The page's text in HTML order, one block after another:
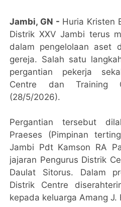
Jambi, GN - Huria Kristen
Distrik XXV Jambi terus
dalam pengelolaan aset
gereja. Salah satu
pergantian pekerja
Centre dan Training
(28/5/2026).
Pergantian tersebut
Praeses (Pimpinan
Jambi Pdt Kamson RA
jajaran Pengurus Distrik
Daulat Sitorus. Dalam
Distrik Centre
kepada keluarga Amang